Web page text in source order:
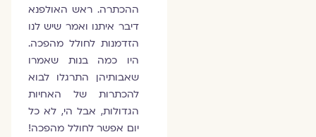
ההכתרה. ראש האולפנא
דיבר איתנו ואמר שיש לנו
הזדמנות לחולל מהפכה.
היו כמה בנות שאמרו
שאבותיהן התרגלו לבוא
להכתרות של האחיות
הגדולות, אבל הי, לא כל
יום אפשר לחולל מהפכה!